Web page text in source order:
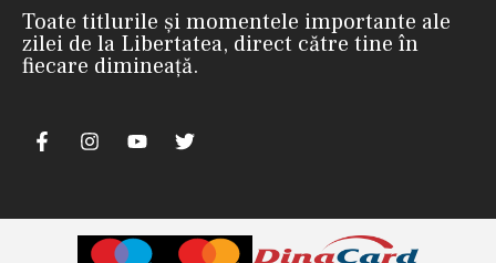
Toate titlurile și momentele importante ale
zilei de la Libertatea, direct către tine în
fiecare dimineață.